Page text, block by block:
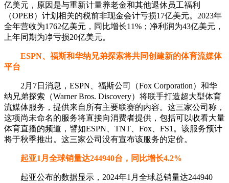
亿美元，原因是与重新计量养老金和其他退休员工福利
（OPEB）计划相关的税前非现金会计亏损17亿美元。2023年
全年营收为1762亿美元，同比增长11%；净利润为43亿美元，
上年同期为净亏损20亿美元。
ESPN、福斯和华纳兄弟探索将共同创建新的体育流媒体
平台
2月7日消息，ESPN、福斯公司（Fox Corporation）和华
纳兄弟探索（Warner Bros. Discovery）将联手打造超大型体育
流媒体服务，提供来自所有主要联赛的内容。这三家公司称，
这项尚未命名的服务将直接向消费者提供，包括可以收看大量
体育直播的频道，譬如ESPN、TNT、Fox、FS1。该服务预计
将于秋季推出。这三家公司没有宣布该服务的定价。
起亚1月全球销量达244940台，同比增长4.2%
起亚公布的数据显示，2024年1月全球总销量达244940